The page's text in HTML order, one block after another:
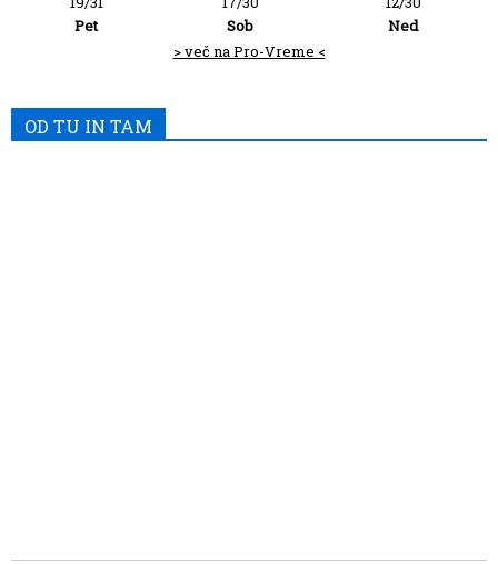
Pet
Sob
Ned
> več na Pro-Vreme <
OD TU IN TAM